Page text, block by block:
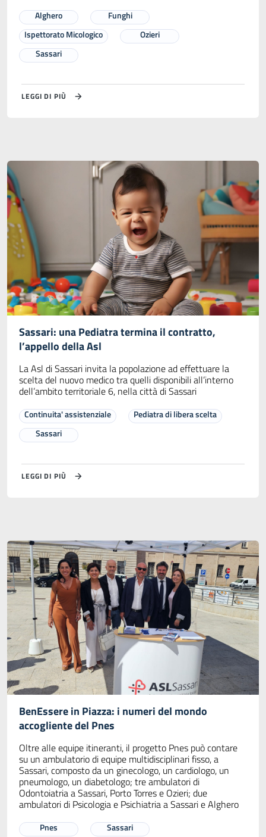
Alghero
Funghi
Ispettorato Micologico
Ozieri
Sassari
LEGGI DI PIÙ
Sassari: una Pediatra termina il contratto,
l’appello della Asl
La Asl di Sassari invita la popolazione ad effettuare la
scelta del nuovo medico tra quelli disponibili all’interno
dell’ambito territoriale 6, nella città di Sassari
Continuita' assistenziale
Pediatra di libera scelta
Sassari
LEGGI DI PIÙ
BenEssere in Piazza: i numeri del mondo
accogliente del Pnes
Oltre alle equipe itineranti, il progetto Pnes può contare
su un ambulatorio di equipe multidisciplinari fisso, a
Sassari, composto da un ginecologo, un cardiologo, un
pneumologo, un diabetologo; tre ambulatori di
Odontoiatria a Sassari, Porto Torres e Ozieri; due
ambulatori di Psicologia e Psichiatria a Sassari e Alghero
Pnes Sassari